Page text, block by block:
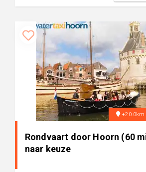
+20.0km
Rondvaart door Hoorn (60
naar keuze